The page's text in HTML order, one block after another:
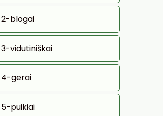
2-blogai
3-vidutiniškai
4-gerai
5-puikiai